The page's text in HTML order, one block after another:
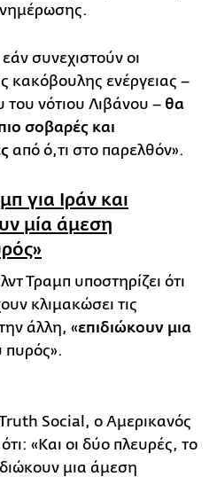
συνεχιστούν οι
κακόβουλης ενέργειας –
νότιου Λιβάνου – θα
σοβαρές και
από ό,τι στο παρελθόν».
για Ιράν και
μία άμεση
Τραμπ υποστηρίζει ότι
κλιμακώσει τις
άλλη, «επιδιώκουν μια
πυρός».
Social, ο Αμερικανός
«Και οι δύο πλευρές, το
μια άμεση